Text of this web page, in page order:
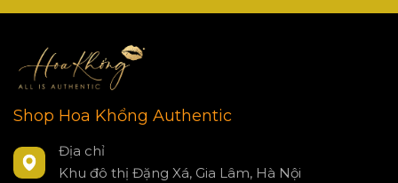
Shop Hoa Khổng Authentic
Địa chỉ
Khu đô thị Đặng Xá, Gia Lâm, Hà Nội